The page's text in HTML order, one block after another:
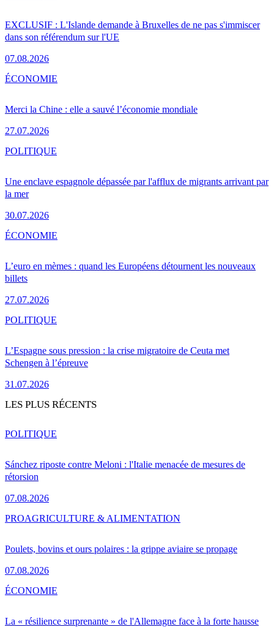
EXCLUSIF : L'Islande demande à Bruxelles de ne pas s'immiscer
dans son référendum sur l'UE
07.08.2026
Merci la Chine : elle a sauvé l’économie mondiale
27.07.2026
ÉCONOMIE
Une enclave espagnole dépassée par l'afflux de migrants arrivant par
la mer
30.07.2026
POLITIQUE
L’euro en mèmes : quand les Européens détournent les nouveaux
billets
27.07.2026
ÉCONOMIE
L’Espagne sous pression : la crise migratoire de Ceuta met
Schengen à l’épreuve
31.07.2026
POLITIQUE
LES PLUS RÉCENTS
Sánchez riposte contre Meloni : l'Italie menacée de mesures de
rétorsion
07.08.2026
POLITIQUE
Poulets, bovins et ours polaires : la grippe aviaire se propage
07.08.2026
PROAGRICULTURE & ALIMENTATION
La « résilience surprenante » de l'Allemagne face à la forte hausse
ÉCONOMIE